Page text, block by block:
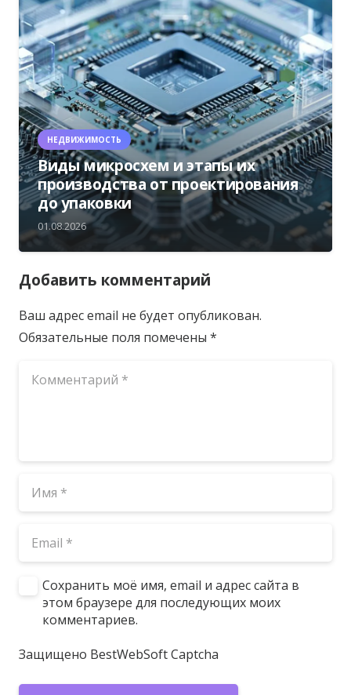
НЕДВИЖИМОСТЬ
Виды микросхем и этапы их
производства от проектирования
до упаковки
01.08.2026
Добавить комментарий
Ваш адрес email не будет опубликован.
Обязательные поля помечены *
Сохранить моё имя, email и адрес сайта в
этом браузере для последующих моих
комментариев.
Защищено BestWebSoft Captcha